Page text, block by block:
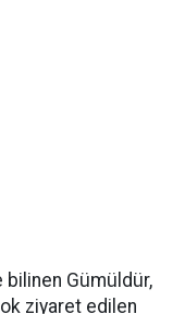
bilinen Gümüldür,
ziyaret edilen